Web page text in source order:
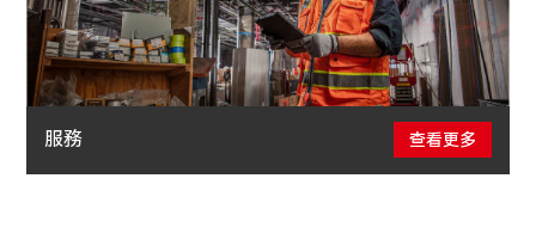
服務 查看更多